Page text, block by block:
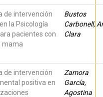
de intervención
la Psicología
pacientes con
mama
Bustos
Carbonell,
Clara
de intervención
positiva en
Zamora
García,
Agostina